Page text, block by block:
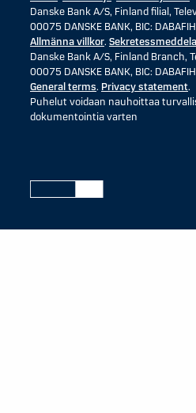
Danske Bank A/S, Finland filial,
00075 DANSKE BANK, BIC:
Allmänna villkor.
Danske Bank A/S, Finland Branch,
00075 DANSKE BANK, BIC:
General terms. Privacy statement.
Puhelut voidaan nauhoittaa
dokumentointia varten